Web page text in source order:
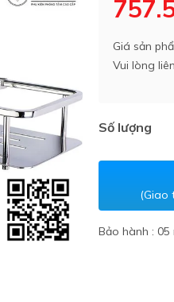
Máy tắm nước nóng điện
Phụ kiện nhà tắm
Chậu giặt
Sen tắm âm tường
Sen tắm
Giá sản
Vui lòng
Số lượng
(Giao
Bảo hành : 05